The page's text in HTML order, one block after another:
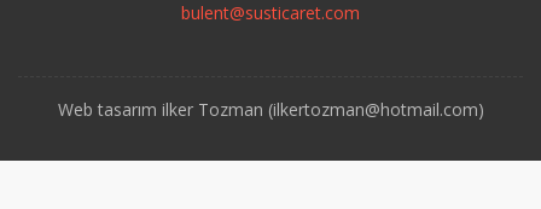
bulent@susticaret.com
Web tasarım ilker Tozman (ilkertozman@hotmail.com)